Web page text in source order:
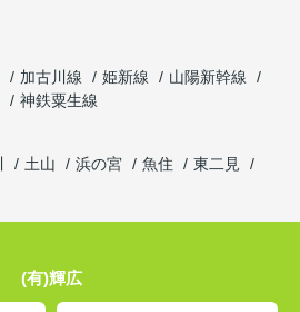
加古川線 姫新線
山陽新幹線
神鉄粟生線
土山 浜の宮 魚住
東二見
(有)輝広